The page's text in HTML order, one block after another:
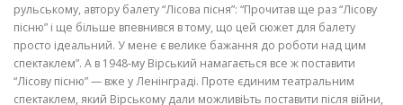
рульському, автору балету “Лісова пісня”: “Прочитав ще раз “Лісову
піс­ню” і ще більше впевнився в тому, що цей сюжет для балету
просто ідеальний. У мене є велике бажання до роботи над цим
спектаклем”. А в 1948-му Вірський намагається все ж поставити
“Лісову пісню” — вже у Ленінграді. Проте єдиним театральним
спектаклем, який Вірському да­ли можливіЬть поставити після війни,